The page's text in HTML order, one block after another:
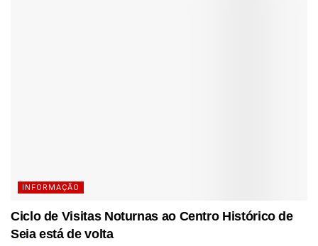
INFORMAÇÃO
Ciclo de Visitas Noturnas ao Centro Histórico de
Seia está de volta